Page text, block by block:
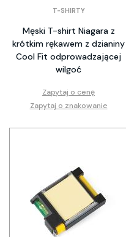
T-SHIRTY
Męski T-shirt Niagara z
krótkim rękawem z dzianiny
Cool Fit odprowadzającej
wilgoć
Zapytaj o cenę
Zapytaj o znakowanie